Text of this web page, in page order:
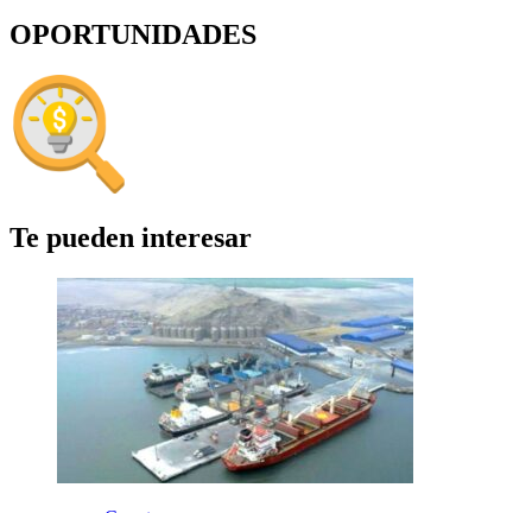
OPORTUNIDADES
Te pueden interesar